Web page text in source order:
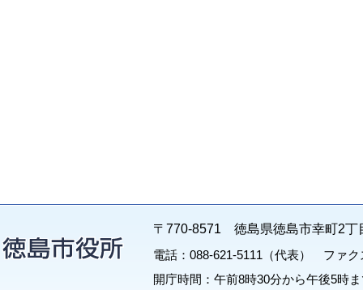
〒770-8571 徳島県徳島市幸町2丁
電話：088-621-5111（代表） ファク
開庁時間：午前8時30分から午後5時